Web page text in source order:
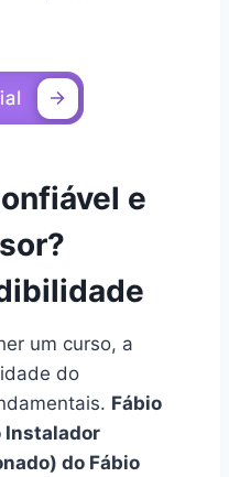
e
um curso, a
do
Fábio
Instalador
do Fábio